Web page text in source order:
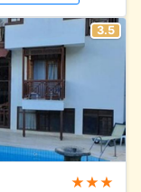
3.5
★★★